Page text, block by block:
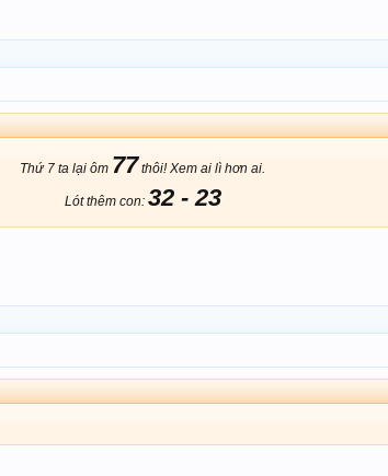
Thứ 7 ta lại ôm 77 thôi! Xem ai lì hơn ai.
Lót thêm con: 32 - 23